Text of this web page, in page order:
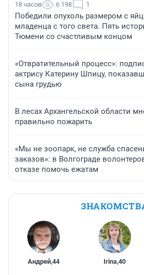
18 часов 6 198 1
Победили опухоль размером с
младенца с того света. Пять
Тюмени со счастливым концом
«Отвратительный процесс»:
актрису Катерину Шпицу,
сына грудью
В лесах Архангельской области
правильно пожарить
«Мы не зоопарк, не служба
заказов»: в Волгограде
отказе помочь ежатам
Андрей,44 Irina,40